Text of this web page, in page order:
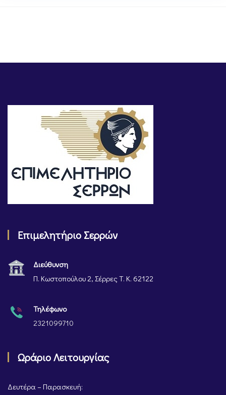
Επιμελητήριο Σερρών
Διεύθυνση
Π. Κωστοπούλου 2, Σέρρες Τ. Κ. 62122
Τηλέφωνο
2321099710
Ωράριο Λειτουργίας
Δευτέρα – Παρασκευή: